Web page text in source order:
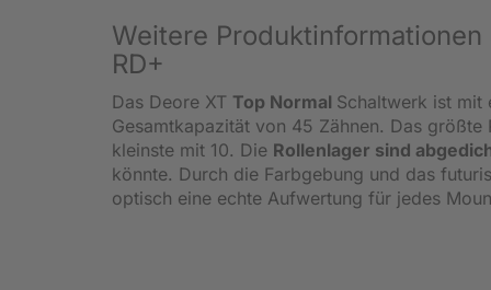
Weitere Produktinformationen
RD+
Das Deore XT Top Normal Schaltwerk ist mit
Gesamtkapazität von 45 Zähnen. Das
kleinste mit 10. Die Rollenlager sind
könnte. Durch die Farbgebung und das
optisch eine echte Aufwertung für jedes